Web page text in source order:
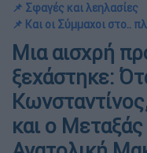
📌 Σφαγές και λεηλασίες
📌 Και οι Σύμμαχοι στο..
Μια αισχρή
ξεχάστηκε:
και ο